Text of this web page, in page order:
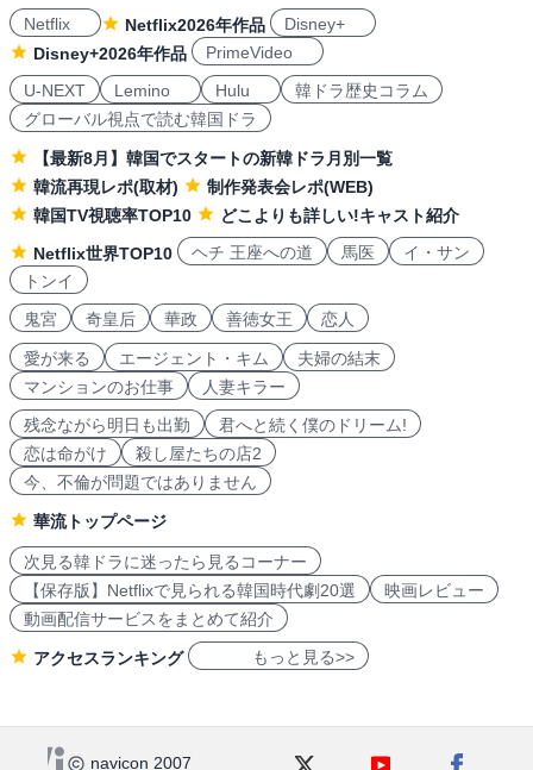
Netflix
Netflix2026年作品
Disney+
Disney+2026年作品
PrimeVideo
U-NEXT
Lemino Hulu
韓ドラ歴史コラム
グローバル視点で読む韓国ドラ
【最新8月】韓国でスタートの新韓ドラ月別一覧
韓流再現レポ(取材)
制作発表会レポ(WEB)
韓国TV視聴率TOP10
どこよりも詳しい!キャスト紹介
Netflix世界TOP10
ヘチ 王座への道 馬医
イ・サン
トンイ
鬼宮
奇皇后 華政 善徳女王 恋人
愛が来る エージェント・キム
夫婦の結末
マンションのお仕事
人妻キラー
残念ながら明日も出勤
君へと続く僕のドリーム!
恋は命がけ
殺し屋たちの店2
今、不倫が問題ではありません
華流トップページ
次見る韓ドラに迷ったら見るコーナー
【保存版】Netflixで見られる韓国時代劇20選
映画レビュー
動画配信サービスをまとめて紹介
アクセスランキング もっと見る>>
navicon 2007